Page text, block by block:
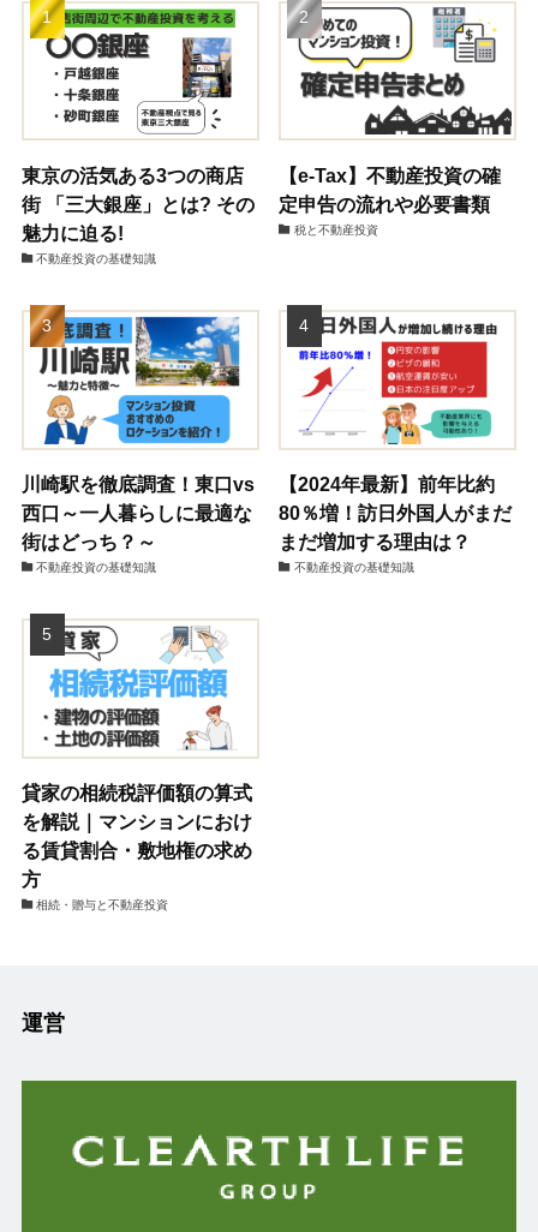
東京の活気ある3つの商店
街 「三大銀座」とは? その
魅力に迫る!
不動産投資の基礎知識
【e-Tax】不動産投資の確
定申告の流れや必要書類
税と不動産投資
川崎駅を徹底調査！東口vs
西口～一人暮らしに最適な
街はどっち？～
不動産投資の基礎知識
【2024年最新】前年比約
80％増！訪日外国人がまだ
まだ増加する理由は？
不動産投資の基礎知識
貸家の相続税評価額の算式
を解説｜マンションにおけ
る賃貸割合・敷地権の求め
方
相続・贈与と不動産投資
運営